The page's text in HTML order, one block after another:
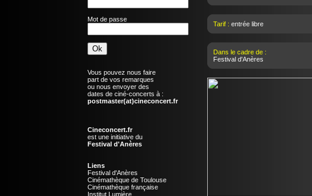
Mot de passe
Vous pouvez nous faire
part de vos remarques
ou nous envoyer des
dates de ciné-concerts à :
postmaster(at)cineconcert.fr
Cineconcert.fr
est une initiative du
Festival d'Anères
Liens
Festival d'Anères
Cinémathèque de Toulouse
Cinémathèque française
Institut Lumière
Tarif : entrée libre
Dans le cadre de :
Festival d'Anères